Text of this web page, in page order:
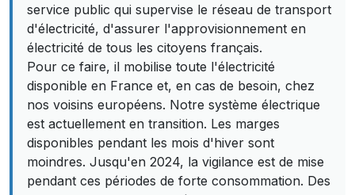
service public qui supervise le réseau de transport
d'électricité, d'assurer l'approvisionnement en
électricité de tous les citoyens français.
Pour ce faire, il mobilise toute l'électricité
disponible en France et, en cas de besoin, chez
nos voisins européens. Notre système électrique
est actuellement en transition. Les marges
disponibles pendant les mois d'hiver sont
moindres. Jusqu'en 2024, la vigilance est de mise
pendant ces périodes de forte consommation. Des